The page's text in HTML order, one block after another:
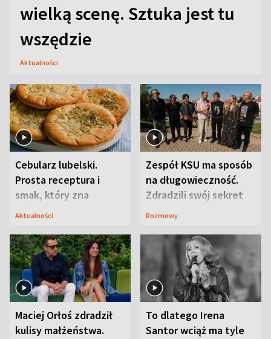
wielką scenę. Sztuka jest tu
wszędzie
Aktualności
Cebularz lubelski.
Prosta receptura i
smak, który zna
Lubelszczyzna
Aktualności
Zespół KSU ma sposób
na długowieczność.
Zdradzili swój sekret
Rozmowy
Maciej Orłoś zdradził
kulisy małżeństwa.
To dlatego Irena
Santor wciąż ma tyle